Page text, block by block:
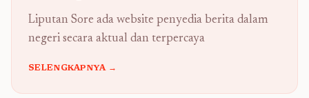
Liputan Sore ada website penyedia berita dalam
negeri secara aktual dan terpercaya
SELENGKAPNYA →